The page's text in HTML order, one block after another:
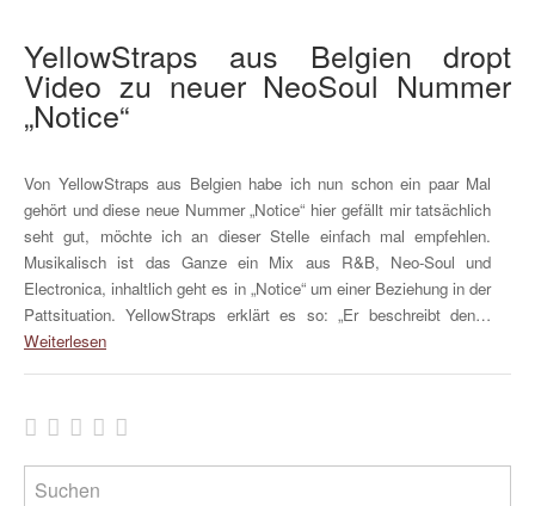
YellowStraps aus Belgien dropt
Video zu neuer NeoSoul Nummer
„Notice“
Von YellowStraps aus Belgien habe ich nun schon ein paar Mal
gehört und diese neue Nummer „Notice“ hier gefällt mir tatsächlich
seht gut, möchte ich an dieser Stelle einfach mal empfehlen.
Musikalisch ist das Ganze ein Mix aus R&B, Neo-Soul und
Electronica, inhaltlich geht es in „Notice“ um einer Beziehung in der
Pattsituation. YellowStraps erklärt es so: „Er beschreibt den…
Weiterlesen